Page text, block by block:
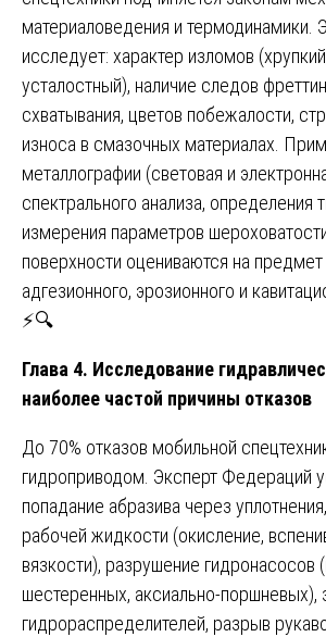
материаловедения и термодинамики.
исследует: характер изломов
усталостный), наличие следов
схватывания, цветов побежалости,
износа в смазочных материалах.
металлографии (световая и
спектрального анализа, определения
измерения параметров
поверхности оцениваются на предмет
адгезионного, эрозионного и
⚡🔍
Глава 4. Исследование
наиболее частой причины отказов
До 70% отказов мобильной
гидроприводом. Эксперт Федераций
попадание абразива через
рабочей жидкости (окисление,
вязкости), разрушение гидронасосов
шестеренных, аксиально-поршневых),
гидрораспределителей, разрыв